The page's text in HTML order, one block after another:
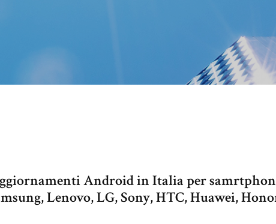
Android in Italia per
Lenovo, LG, Sony, HTC, Huawei,